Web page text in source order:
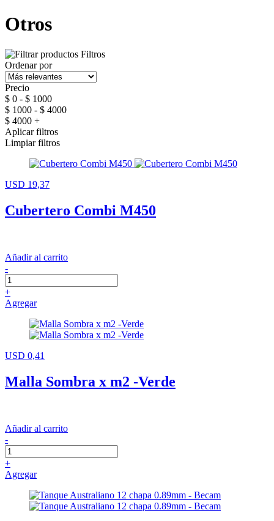
Otros
Filtros
Ordenar por
Precio
$ 0 - $ 1000
$ 1000 - $ 4000
$ 4000 +
Aplicar filtros
Limpiar filtros
USD 19,37
Cubertero Combi M450
Añadir al carrito
-
+
Agregar
USD 0,41
Malla Sombra x m2 -Verde
Añadir al carrito
-
+
Agregar